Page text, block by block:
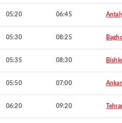
05:20 06:45
05:30 08:25
05:35 08:30
05:50 07:00
06:20 09:20